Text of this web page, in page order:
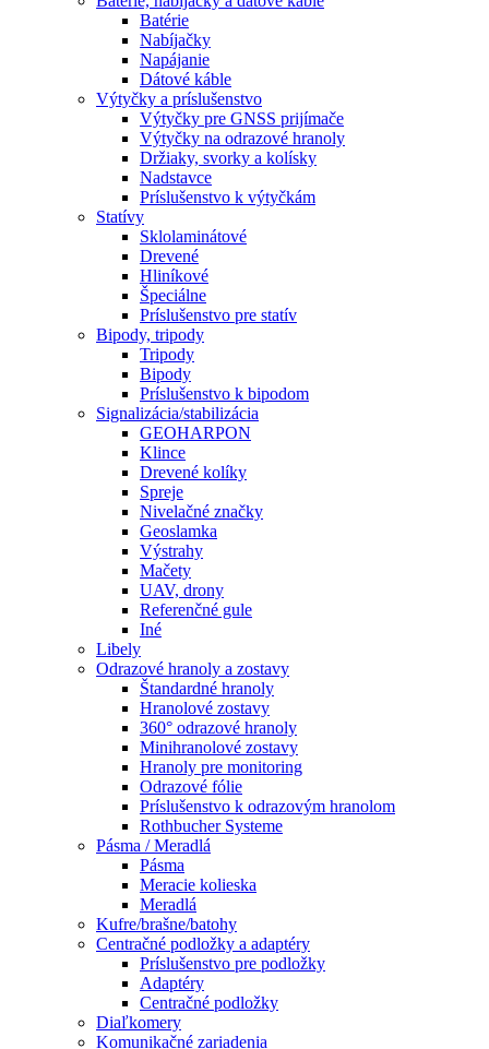
Batérie
Nabíjačky
Napájanie
Dátové káble
Výtyčky a príslušenstvo
Výtyčky pre GNSS prijímače
Výtyčky na odrazové hranoly
Držiaky, svorky a kolísky
Nadstavce
Príslušenstvo k výtyčkám
Statívy
Sklolaminátové
Drevené
Hliníkové
Špeciálne
Príslušenstvo pre statív
Bipody, tripody
Tripody
Bipody
Príslušenstvo k bipodom
Signalizácia/stabilizácia
GEOHARPON
Klince
Drevené kolíky
Spreje
Nivelačné značky
Geoslamka
Výstrahy
Mačety
UAV, drony
Referenčné gule
Iné
Libely
Odrazové hranoly a zostavy
Štandardné hranoly
Hranolové zostavy
360° odrazové hranoly
Minihranolové zostavy
Hranoly pre monitoring
Odrazové fólie
Príslušenstvo k odrazovým hranolom
Rothbucher Systeme
Pásma / Meradlá
Pásma
Meracie kolieska
Meradlá
Kufre/brašne/batohy
Centračné podložky a adaptéry
Príslušenstvo pre podložky
Adaptéry
Centračné podložky
Diaľkomery
Komunikačné zariadenia